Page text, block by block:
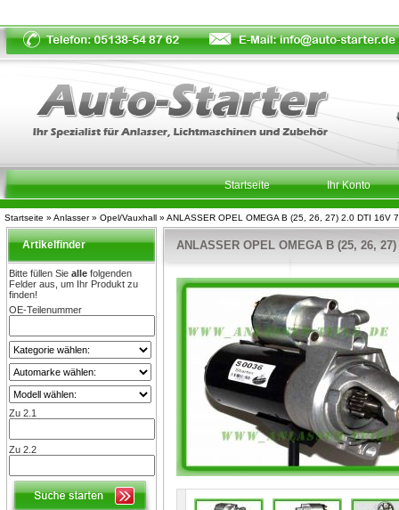
Startseite » Anlasser» Opel/Vauxhall » ANLASSER OPEL OMEGA B (25, 26, 27) 2.0 DTI 16V
Startseite Ihr Konto
Artikelfinder
Bitte füllen Sie alle folgenden
Felder aus, um Ihr Produkt zu
finden!
OE-Teilenummer
Zu 2.1
Zu 2.2
ANLASSER OPEL OMEGA B (25, 26,